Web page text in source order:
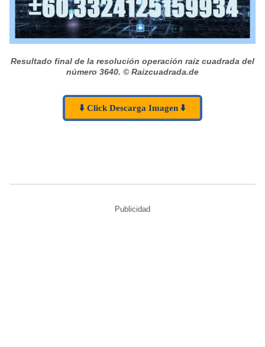
Resultado final de la resolución operación raíz cuadrada del
número 3640. © Raizcuadrada.de
⬇️ Click Descarga Imagen ⬇️
Publicidad